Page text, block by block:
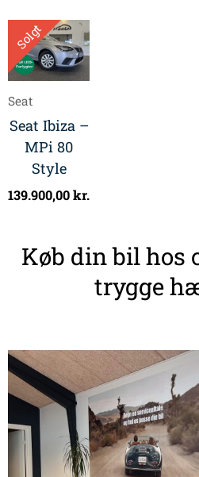
Solgt
Seat
Seat Ibiza –
MPi 80
Style
139.900,00kr.
Køb din bil hos
trygge